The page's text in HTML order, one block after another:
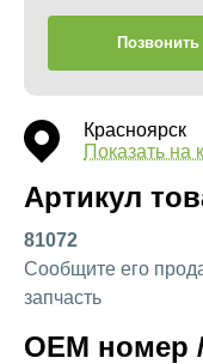
Позвонить
Красноярск
Показать на
Артикул
81072
Сообщите его
запчасть
OEM номер